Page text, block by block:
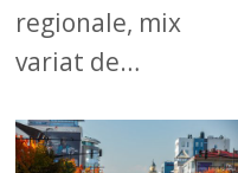
regionale, mix
variat de…